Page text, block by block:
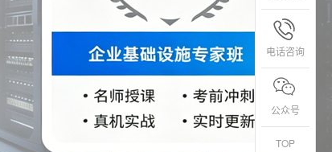
电话咨询
公众号
TOP